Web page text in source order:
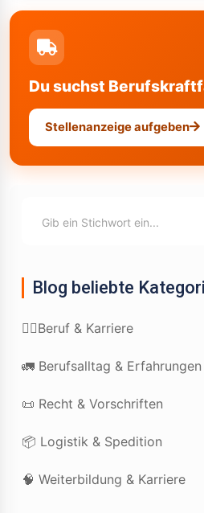
Du suchst
Stellenanzeige aufgeben
Blog beliebte
👷‍♂️Beruf & Karriere
🚛 Berufsalltag & Erfahrungen
📜 Recht & Vorschriften
📦 Logistik & Spedition
🧠 Weiterbildung & Karriere